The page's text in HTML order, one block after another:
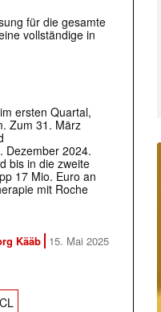
für die gesamte
vollständige in
ersten Quartal,
Zum 31. März
Dezember 2024.
bis in die zweite
17 Mio. Euro an
mit Roche
Kääb 15. Mai 2025